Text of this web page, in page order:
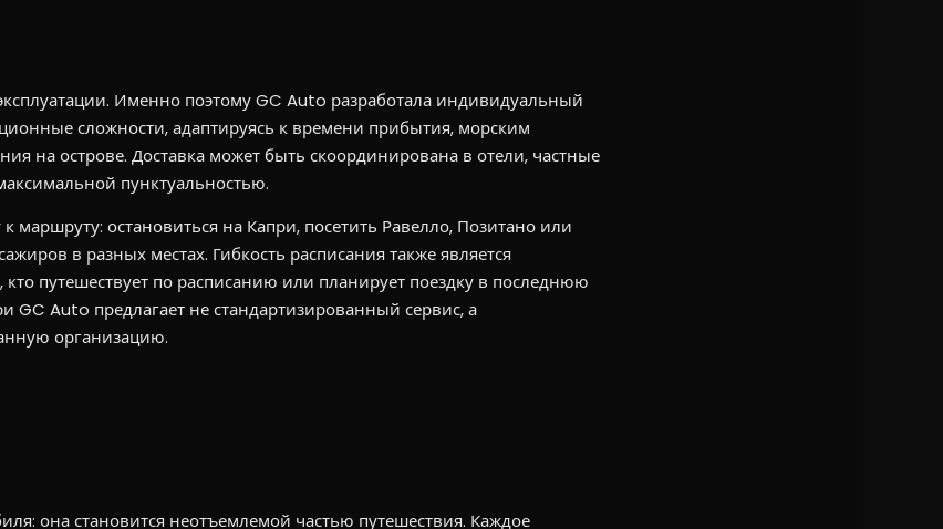
Именно поэтому GC Auto разработала индивидуальный
сложности, адаптируясь к времени прибытия, морским
на острове. Доставка может быть скоординирована в отели, частные
пунктуальностью.
маршруту: остановиться на Капри, посетить Равелло, Позитано или
в разных местах. Гибкость расписания также является
путешествует по расписанию или планирует поездку в последнюю
GC Auto предлагает не стандартизированный сервис, а
организацию.
она становится неотъемлемой частью путешествия. Каждое